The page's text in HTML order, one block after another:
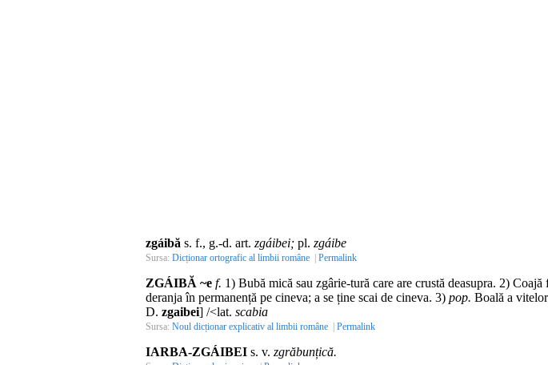
zgáibă s. f., g.-d. art. zgáibei; pl. zgáibe
Sursa: Dicționar ortografic al limbii române | Permalink
ZGÁIBĂ ~e f. 1) Bubă mică sau zgârie-tură care are crustă deasupra. 2)
deranja în permanență pe cineva; a se ține scai de cineva. 3) pop. Boală a
D. zgaibei] /<lat. scabia
Sursa: Noul dicționar explicativ al limbii române | Permalink
IARBA-ZGÁIBEI s. v. zgrăbunțică.